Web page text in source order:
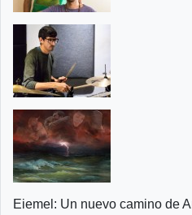
Eiemel: Un nuevo camino de